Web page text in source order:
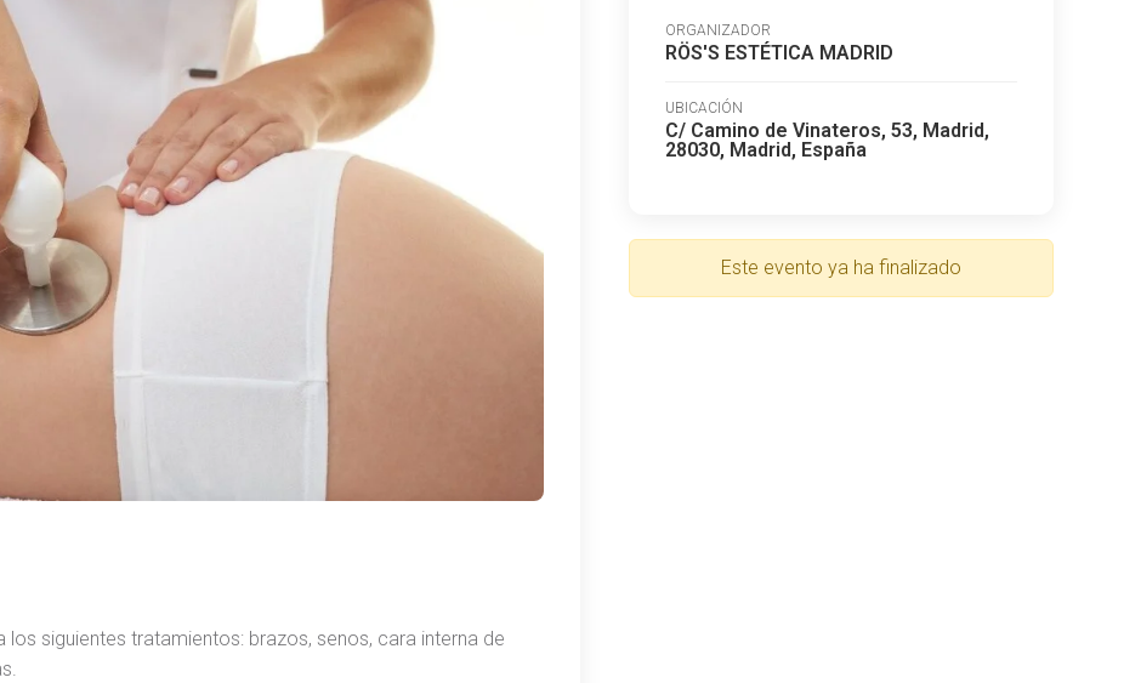
siguientes tratamientos: brazos, senos, cara interna de
ORGANIZADOR
RÖS'S ESTÉTICA MADRID
UBICACIÓN
C/ Camino de Vinateros, 53, Madrid,
28030, Madrid, España
Este evento ya ha finalizado